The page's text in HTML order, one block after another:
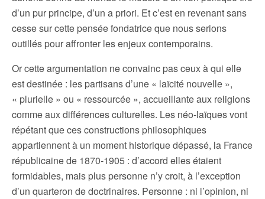
d’un pur principe, d’un a priori. Et c’est en revenant sans
cesse sur cette pensée fondatrice que nous serions
outillés pour affronter les enjeux contemporains.
Or cette argumentation ne convainc pas ceux à qui elle
est destinée : les partisans d’une « laïcité nouvelle »,
« plurielle » ou « ressourcée », accueillante aux religions
comme aux différences culturelles. Les néo-laïques vont
répétant que ces constructions philosophiques
appartiennent à un moment historique dépassé, la France
républicaine de 1870-1905 : d’accord elles étaient
formidables, mais plus personne n’y croit, à l’exception
d’un quarteron de doctrinaires. Personne : ni l’opinion, ni